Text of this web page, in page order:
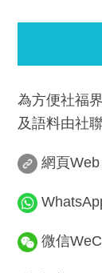
為方便社福
及語料由社
網頁Web
微信